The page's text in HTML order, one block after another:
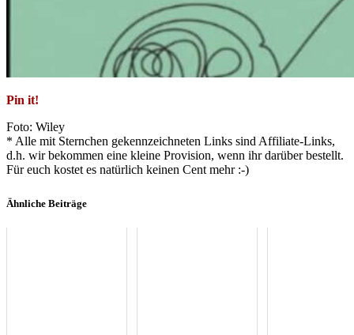
Pin it!
Foto: Wiley
* Alle mit Sternchen gekennzeichneten Links sind Affiliate-Links,
d.h. wir bekommen eine kleine Provision, wenn ihr darüber bestellt.
Für euch kostet es natürlich keinen Cent mehr :-)
Ähnliche Beiträge